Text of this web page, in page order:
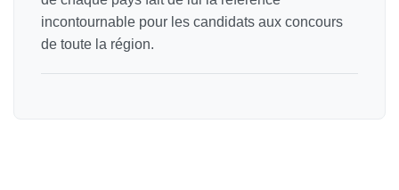
incontournable pour les candidats aux concours
de toute la région.